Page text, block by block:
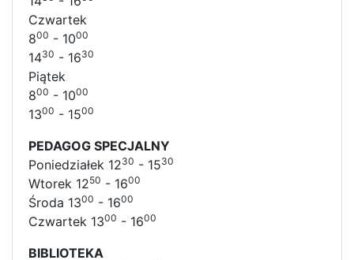
Czwartek
800 - 1000
1430 - 1630
Piątek
800 - 1000
1300 - 1500
PEDAGOG SPECJALNY
Poniedziałek 1230 - 1530
Wtorek 1250 - 1600
Środa 1300 - 1600
Czwartek 1300 - 1600
BIBLIOTEKA